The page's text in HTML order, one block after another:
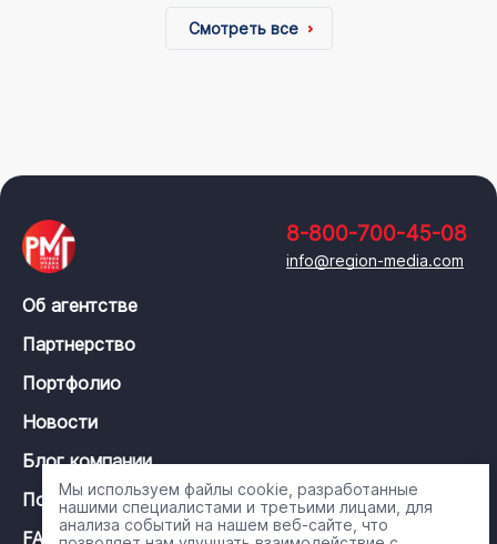
Смотреть все
8-800-700-45-08
info@region-media.com
Об агентстве
Партнерство
Портфолио
Новости
Блог компании
Политика конфиденциальности
FAQ
Мы используем файлы cookie, разработанные
нашими специалистами и третьими лицами, для
анализа событий на нашем веб-сайте, что